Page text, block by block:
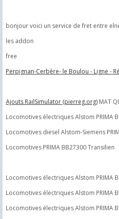
bonjour voici un service de fret entre
les addon
free
Perpignan-Cerbère- le Boulou - Ligne -
Ajouts RailSimulator (pierreg.org) MAT
Locomotives électriques Alstom PRIMA
Locomotives diesel Alstom-Siemens
Locomotives PRIMA BB27300 Transilien
Locomotives électriques Alstom PRIMA
Locomotives électriques Alstom PRIMA
Locomotives électriques Alstom PRIMA